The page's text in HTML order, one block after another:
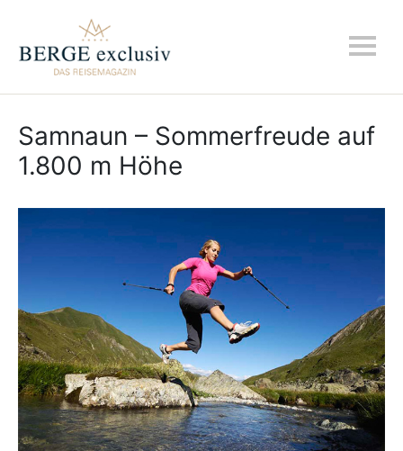
Samnaun – Sommerfreude auf
1.800 m Höhe